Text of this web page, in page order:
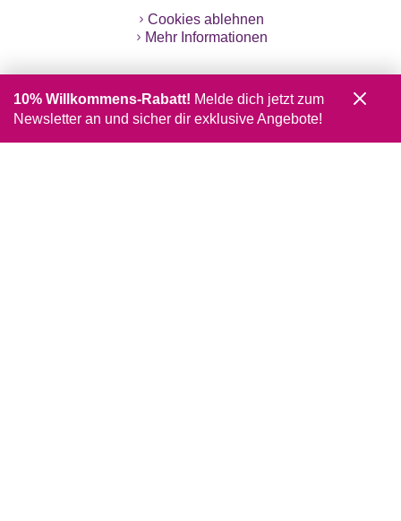
Cookies ablehnen
Mehr Informationen
10% Willkommens-Rabatt! Melde dich jetzt zum
Newsletter an und sicher dir exklusive Angebote!